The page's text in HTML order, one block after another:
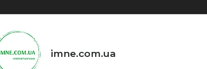
imne.com.ua